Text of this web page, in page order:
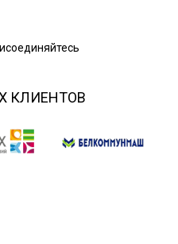
КЛИЕНТОВ